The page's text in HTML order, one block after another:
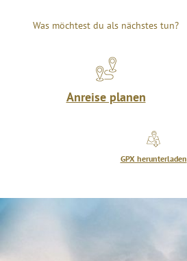
Was möchtest du als nächstes tun?
Anreise planen
GPX herunterladen